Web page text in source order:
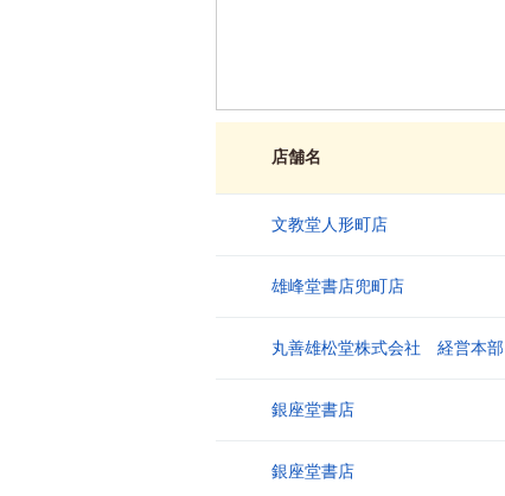
店舗名
文教堂人形町店
雄峰堂書店兜町店
丸善雄松堂株式会社 経営本部
銀座堂書店
銀座堂書店